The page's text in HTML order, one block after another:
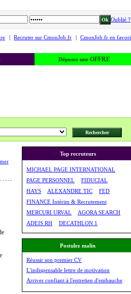
Oublié ?
| Recruter sur CmonJob.fr | CmonJob.fr en favori
Déposez une OFFRE
Top recruteurs
MICHAEL PAGE INTERNATIONAL
PAGE PERSONNEL
FIDUCIAL
HAYS
ALEXANDRE TIC
FED
FINANCE Intérim & Recrutement
MERCURI URVAL
AGORA SEARCH
ADEIS RH
DECATHLON 1
Postulez malin
Réussir son premier CV
L'indispensable lettre de motivation
Arriver confiant à l'entretien d'embauche